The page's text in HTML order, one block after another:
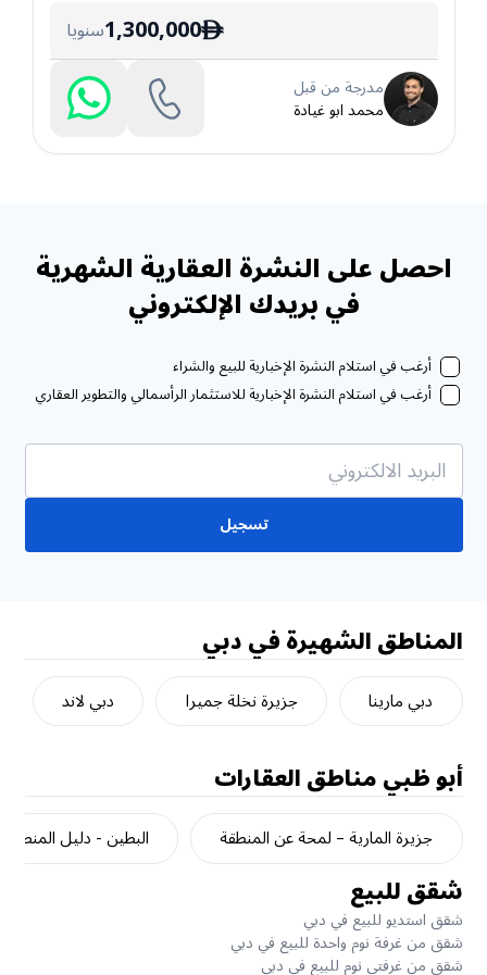
ê
1,300,000سنويا
مدرجة من قبل
محمد ابو غيادة
احصل على النشرة العقارية الشهرية
في بريدك الإلكتروني
أرغب في استلام النشرة الإخبارية للبيع والشراء
أرغب في استلام النشرة الإخبارية للاستثمار الرأسمالي والتطوير العقاري
تسجيل
المناطق الشهيرة في دبي
دبي مارينا جزيرة نخلة جميرا دبي لاند
أبو ظبيمناطق العقارات
جزيرة المارية – لمحة عن المنطقة البطين - دليل المنطقة
شقق للبيع
شقق استديو للبيع في دبي
شقق من غرفة نوم واحدة للبيع في دبي
شقق من غرفتي نوم للبيع في دبي